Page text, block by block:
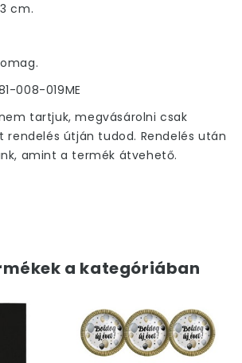
cm.
008-019ME
tartjuk, megvásárolni csak
útján tudod. Rendelés után
amint a termék átvehető.
a kategóriában